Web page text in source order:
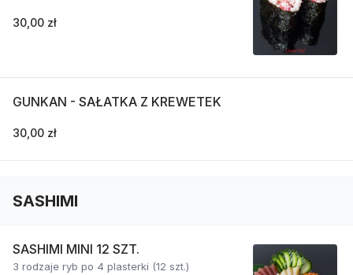
30,00 zł
GUNKAN - SAŁATKA Z KREWETEK
30,00 zł
SASHIMI
SASHIMI MINI 12 SZT.
3 rodzaje ryb po 4 plasterki (12 szt.)